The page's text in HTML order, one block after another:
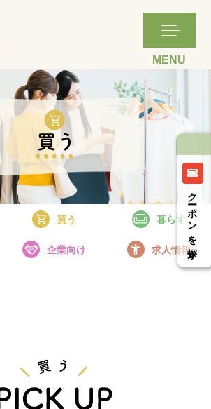
クーポンを探す
買う 暮らす
企業向け 求人情報